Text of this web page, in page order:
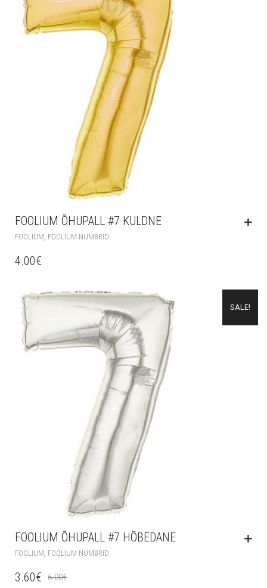
FOOLIUM ÕHUPALL #7 KULDNE
FOOLIUM FOOLIUM NUMBRID
4.00€
SALE!
FOOLIUM ÕHUPALL #7 HÕBEDANE
FOOLIUM, FOOLIUM NUMBRID
6.00€
3.60€